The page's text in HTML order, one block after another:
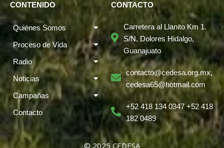
CONTENIDO
Quiénes Somos
Proceso de Vida
Radio
Noticias
Campañas
Contacto
CONTACTO
Carretera al Llanito Km 1.
S/N, Dolores Hidalgo,
Guanajuato
contacto@cedesa.org.mx,
cedesa65@hotmail.com
+52 418 134 0347 +52 418
182 0489
© 2025 CEDESA